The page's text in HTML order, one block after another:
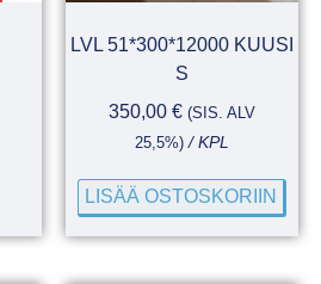
LVL 51*300*12000 KUUSI
S
350,00€ (SIS. ALV
25,5%) / KPL
LISÄÄ OSTOSKORIIN